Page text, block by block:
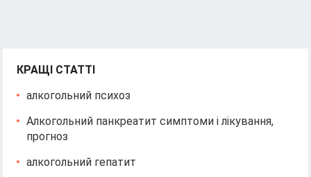
КРАЩІ СТАТТІ
алкогольний психоз
Алкогольний панкреатит симптоми і лікування,
прогноз
алкогольний гепатит